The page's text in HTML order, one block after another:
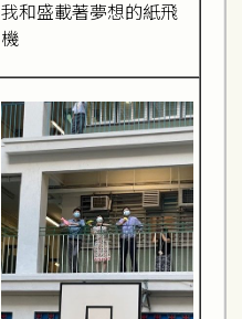
我和盛載著夢想的紙飛
機